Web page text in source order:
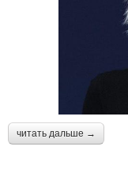
читать дальше →